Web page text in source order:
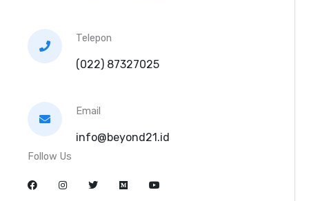
Telepon
(022) 87327025
Email
info@beyond21.id
Follow Us